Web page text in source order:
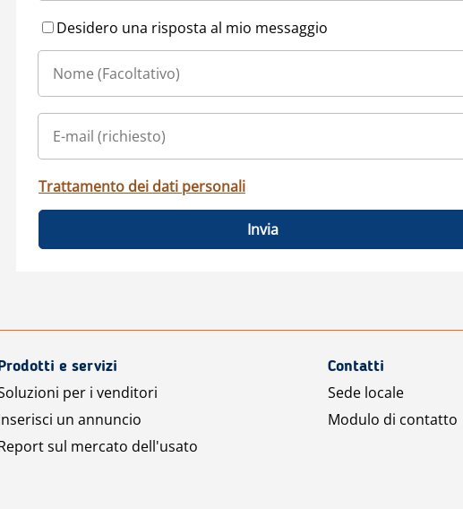
Desidero una risposta al mio messaggio
Trattamento dei dati personali
Invia
e servizi
per i venditori
un annuncio
sul mercato dell'usato
Contatti
Sede locale
Modulo di contatto